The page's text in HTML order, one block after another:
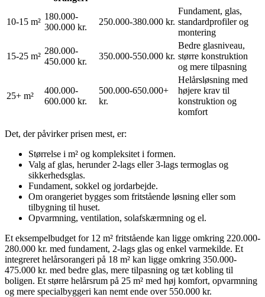
10-15 m²
180.000-
300.000 kr.
250.000-380.000 kr.
Fundament, glas,
standardprofiler og
montering
15-25 m²
280.000-
450.000 kr.
350.000-550.000 kr.
Bedre glasniveau,
større konstruktion
og mere tilpasning
25+ m²
400.000-
600.000 kr.
500.000-650.000+
kr.
Helårsløsning med
højere krav til
konstruktion og
komfort
Det, der påvirker prisen mest, er:
Størrelse i m² og kompleksitet i formen.
Valg af glas, herunder 2-lags eller 3-lags termoglas og
sikkerhedsglas.
Fundament, sokkel og jordarbejde.
Om orangeriet bygges som fritstående løsning eller som
tilbygning til huset.
Opvarmning, ventilation, solafskærmning og el.
Et eksempelbudget for 12 m² fritstående kan ligge omkring 220.000-
280.000 kr. med fundament, 2-lags glas og enkel varmekilde. Et
integreret helårsorangeri på 18 m² kan ligge omkring 350.000-
475.000 kr. med bedre glas, mere tilpasning og tæt kobling til
boligen. Et større helårsrum på 25 m² med høj komfort, opvarmning
og mere specialbyggeri kan nemt ende over 550.000 kr.